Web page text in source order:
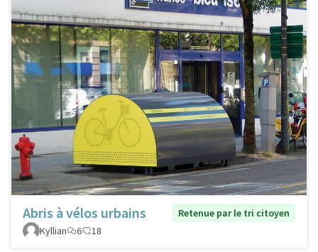
Abris à vélos urbains
Retenue par le tri citoyen
Kyllian
6 18